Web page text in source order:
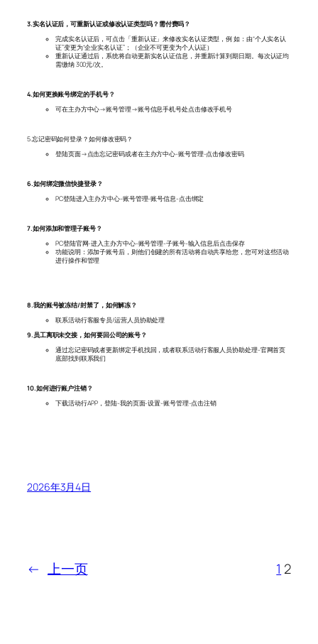
3.实名认证后，可重新认证或修改认证类型吗？需付费吗？
完成实名认证后，可点击「重新认证」来修改实名认证类型，例 如：由“个人实名认
证”变更为“企业实名认证”；（企业不可更变为个人认证）
重新认证通过后，系统将自动更新实名认证信息，并重新计算到期日期。每次认证均
需缴纳 300元/次。
4.如何更换账号绑定的手机号？
可在主办方中心→账号管理→账号信息手机号处点击修改手机号
5.忘记密码如何登录？如何修改密码？
登陆页面→点击忘记密码或者在主办方中心-账号管理-点击修改密码
6.如何绑定微信快捷登录？
PC登陆进入主办方中心-账号管理-账号信息-点击绑定
7.如何添加和管理子账号？
PC登陆官网-进入主办方中心-账号管理-子账号-输入信息后点击保存
功能说明：添加子账号后，则他们创建的所有活动将自动共享给您，您可对这些活动
进行操作和管理
8.我的账号被冻结/封禁了，如何解冻？
联系活动行客服专员/运营人员协助处理
9.员工离职未交接，如何要回公司的账号？
通过忘记密码或者更新绑定手机找回，或者联系活动行客服人员协助处理-官网首页
底部找到联系我们
10.如何进行账户注销？
下载活动行APP，登陆-我的页面-设置-账号管理-点击注销
2026年3月4日
← 上一页 1 2